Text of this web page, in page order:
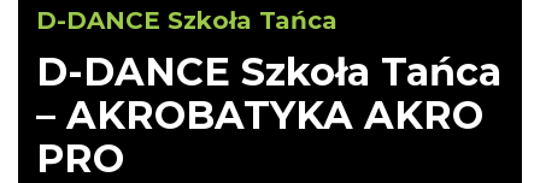
D-DANCE Szkoła Tańca
D-DANCE Szkoła Tańca
– AKROBATYKA AKRO
PRO